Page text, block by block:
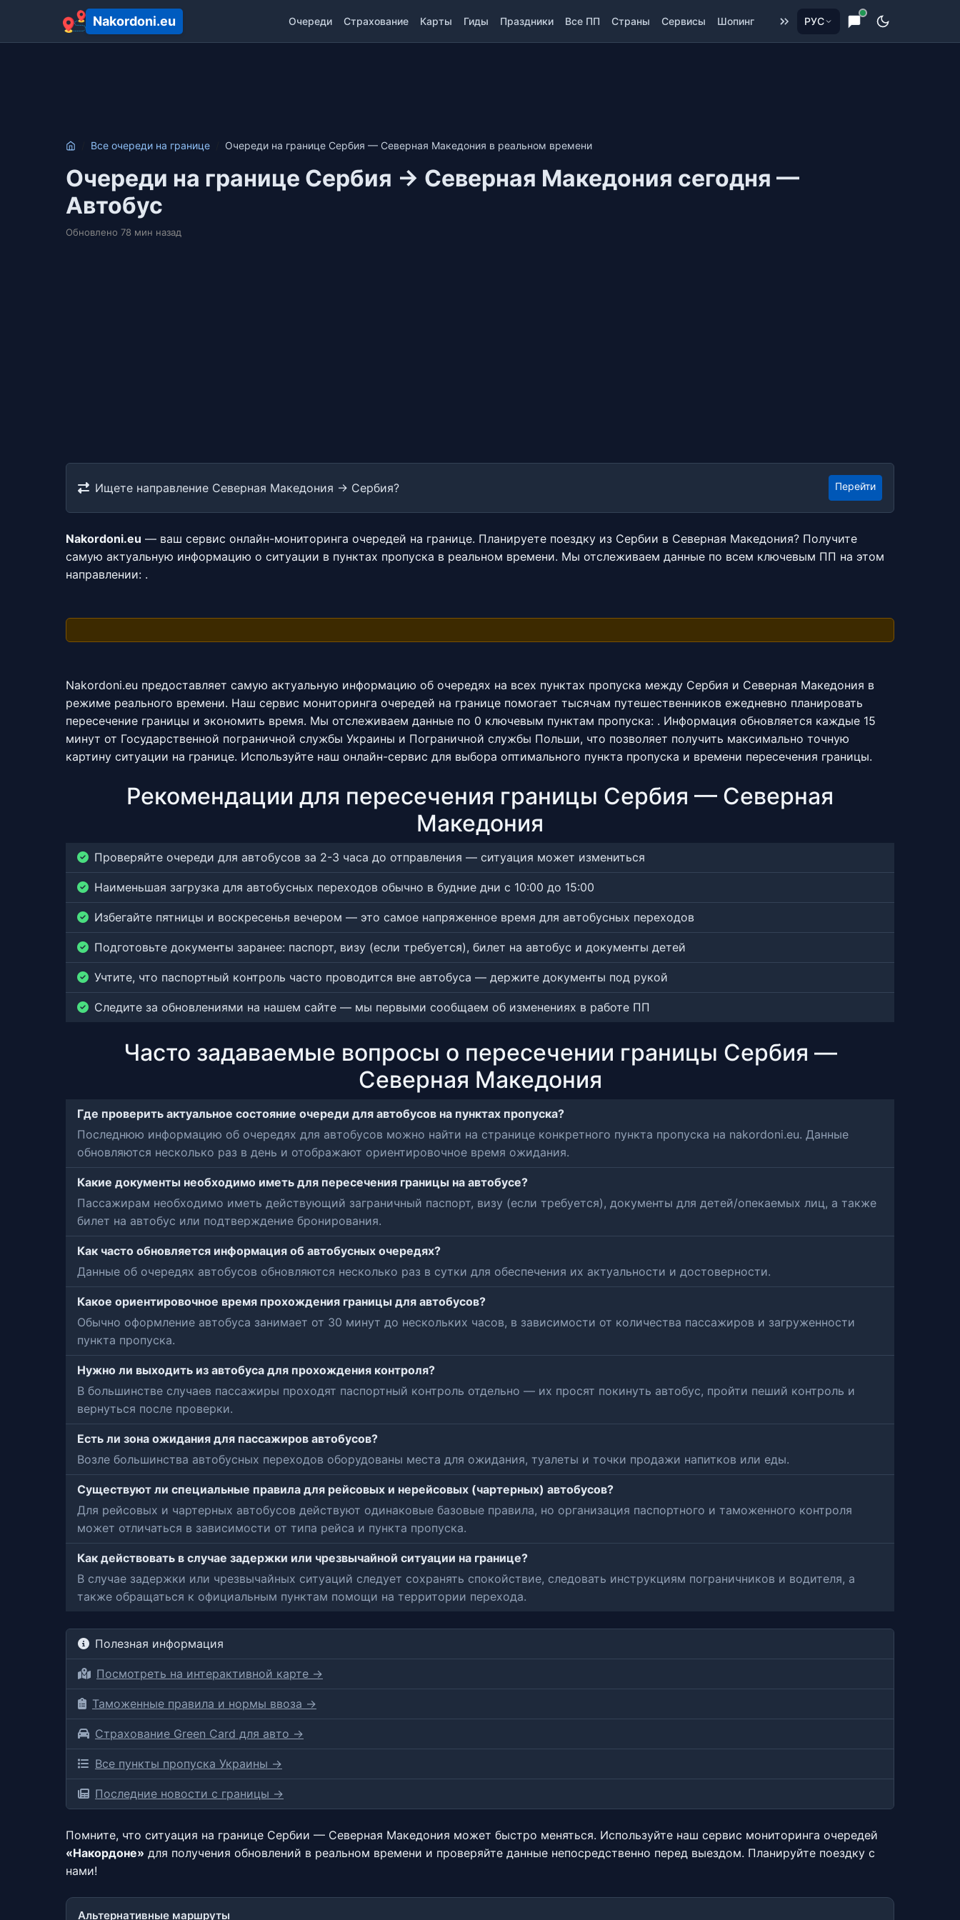
Nakordoni.eu Очереди Страхование Карты Гиды Праздники Все ПП Страны Сервисы Шопинг РУС
Все очереди на границе Очереди на границе Сербия — Северная Македония в реальном времени
Очереди на границе Сербия → Северная Македония сегодня —
Автобус
Обновлено 78 мин назад
Ищете направление Северная Македония → Сербия? Перейти
Nakordoni.eu — ваш сервис онлайн-мониторинга очередей на границе. Планируете поездку из Сербии в Северная Македония? Получите
самую актуальную информацию о ситуации в пунктах пропуска в реальном времени. Мы отслеживаем данные по всем ключевым ПП на этом
направлении: .
Nakordoni.eu предоставляет самую актуальную информацию об очередях на всех пунктах пропуска между Сербия и Северная Македония в
режиме реального времени. Наш сервис мониторинга очередей на границе помогает тысячам путешественников ежедневно планировать
пересечение границы и экономить время. Мы отслеживаем данные по 0 ключевым пунктам пропуска: . Информация обновляется каждые 15
минут от Государственной пограничной службы Украины и Пограничной службы Польши, что позволяет получить максимально точную
картину ситуации на границе. Используйте наш онлайн-сервис для выбора оптимального пункта пропуска и времени пересечения границы.
Рекомендации для пересечения границы Сербия — Северная
Македония
Проверяйте очереди для автобусов за 2-3 часа до отправления — ситуация может измениться
Наименьшая загрузка для автобусных переходов обычно в будние дни с 10:00 до 15:00
Избегайте пятницы и воскресенья вечером — это самое напряженное время для автобусных переходов
Подготовьте документы заранее: паспорт, визу (если требуется), билет на автобус и документы детей
Учтите, что паспортный контроль часто проводится вне автобуса — держите документы под рукой
Следите за обновлениями на нашем сайте — мы первыми сообщаем об изменениях в работе ПП
Часто задаваемые вопросы о пересечении границы Сербия —
Северная Македония
Где проверить актуальное состояние очереди для автобусов на пунктах пропуска?
Последнюю информацию об очередях для автобусов можно найти на странице конкретного пункта пропуска на nakordoni.eu. Данные
обновляются несколько раз в день и отображают ориентировочное время ожидания.
Какие документы необходимо иметь для пересечения границы на автобусе?
Пассажирам необходимо иметь действующий заграничный паспорт, визу (если требуется), документы для детей/опекаемых лиц, а также
билет на автобус или подтверждение бронирования.
Как часто обновляется информация об автобусных очередях?
Данные об очередях автобусов обновляются несколько раз в сутки для обеспечения их актуальности и достоверности.
Какое ориентировочное время прохождения границы для автобусов?
Обычно оформление автобуса занимает от 30 минут до нескольких часов, в зависимости от количества пассажиров и загруженности
пункта пропуска.
Нужно ли выходить из автобуса для прохождения контроля?
В большинстве случаев пассажиры проходят паспортный контроль отдельно — их просят покинуть автобус, пройти пеший контроль и
вернуться после проверки.
Есть ли зона ожидания для пассажиров автобусов?
Возле большинства автобусных переходов оборудованы места для ожидания, туалеты и точки продажи напитков или еды.
Существуют ли специальные правила для рейсовых и нерейсовых (чартерных) автобусов?
Для рейсовых и чартерных автобусов действуют одинаковые базовые правила, но организация паспортного и таможенного контроля
может отличаться в зависимости от типа рейса и пункта пропуска.
Как действовать в случае задержки или чрезвычайной ситуации на границе?
В случае задержки или чрезвычайных ситуаций следует сохранять спокойствие, следовать инструкциям пограничников и водителя, а
также обращаться к официальным пунктам помощи на территории перехода.
Полезная информация
Посмотреть на интерактивной карте →
Таможенные правила и нормы ввоза →
Страхование Green Card для авто →
Все пункты пропуска Украины →
Последние новости с границы →
Помните, что ситуация на границе Сербии — Северная Македония может быстро меняться. Используйте наш сервис мониторинга очередей
«Накордоне» для получения обновлений в реальном времени и проверяйте данные непосредственно перед выездом. Планируйте поездку с
нами!
Альтернативные маршруты